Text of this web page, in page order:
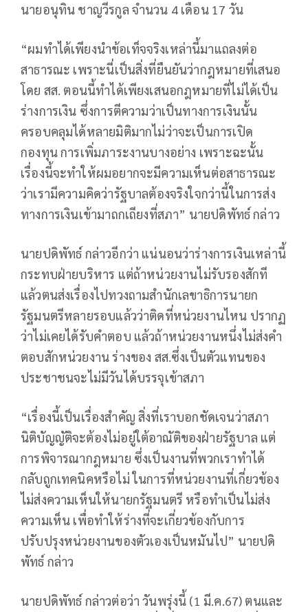
นายอนุทิน ชาญวีรกูล จำนวน 4 เดือน 17 วัน
“ผมทำได้เพียงนำข้อเท็จจริงเหล่านี้มาแถลงต่อ
สาธารณะ เพราะนี่เป็นสิ่งที่ยืนยันว่ากฎหมายที่เสนอ
โดย สส. ตอนนี้ทำได้เพียงเสนอกฎหมายที่ไม่ได้เป็น
ร่างการเงิน ซึ่งการตีความว่าเป็นทางการเงินนั้น
ครอบคลุมได้หลายมิติมากไม่ว่าจะเป็นการเปิด
กองทุน การเพิ่มภาระงานบางอย่าง เพราะฉะนั้น
เรื่องนี้จะทำให้ผมอยากจะมีความเห็นต่อสาธารณะ
ว่าเรามีความคิดว่ารัฐบาลต้องจริงใจกว่านี้ในการส่ง
ทางการเงินเข้ามาถกเถียงที่สภา” นายปดิพัทธ์ กล่าว
นายปดิพัทธ์ กล่าวอีกว่า แน่นอนว่าร่างการเงินเหล่านี้
กระทบฝ่ายบริหาร แต่ถ้าหน่วยงานไม่รับรองสักที
แล้วตนส่งเรื่องไปทวงถามสำนักเลขาธิการนายก
รัฐมนตรีหลายรอบแล้วว่าติดที่หน่วยงานไหน ปรากฏ
ว่าไม่เคยได้รับคำตอบ แล้วถ้าหน่วยงานหนึ่งไม่ส่งคำ
ตอบสักหน่วยงาน ร่างของ สส.ซึ่งเป็นตัวแทนของ
ประชาชนจะไม่มีวันได้บรรจุเข้าสภา
“เรื่องนี้เป็นเรื่องสำคัญ สิ่งที่เราบอกชัดเจนว่าสภา
นิติบัญญัติจะต้องไม่อยู่ใต้อาณัติของฝ่ายรัฐบาล แต่
การพิจารณากฎหมาย ซึ่งเป็นงานที่พวกเราทำได้
กลับถูกเทคนิคหรือไม่ ในการที่หน่วยงานที่เกี่ยวข้อง
ไม่ส่งความเห็นให้นายกรัฐมนตรี หรือทำเป็นไม่ส่ง
ความเห็น เพื่อทำให้ร่างที่จะเกี่ยวข้องกับการ
ปรับปรุงหน่วยงานของตัวเองเป็นหมันไป” นายปดิ
พัทธ์ กล่าว
นายปดิพัทธ์ กล่าวต่อว่า วันพรุ่งนี้ (1 มี.ค.67) ตนและ